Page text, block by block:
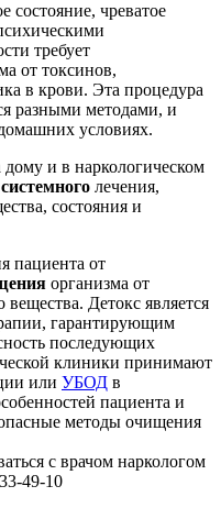
состояние, чреватое
требует
от токсинов,
в крови. Эта процедура
разными методами, и
условиях.
и в наркологическом
системного лечения,
состояния и
пациента от
организма от
Детокс является
гарантирующим
последующих
клиники принимают
или УБОД в
пациента и
методы очищения
с врачом наркологом
49-10